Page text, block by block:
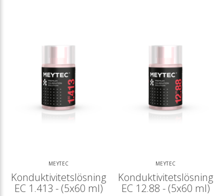
MEYTEC
Konduktivitetslösning
EC 1.413 - (5x60 ml)
MEYTEC
Konduktivitetslösning
EC 12.88 - (5x60 ml)